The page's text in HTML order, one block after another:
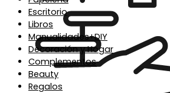
Escritorio
Libros
Manualidades+DIY
Decoración y Hogar
Complementos
Beauty
Regalos